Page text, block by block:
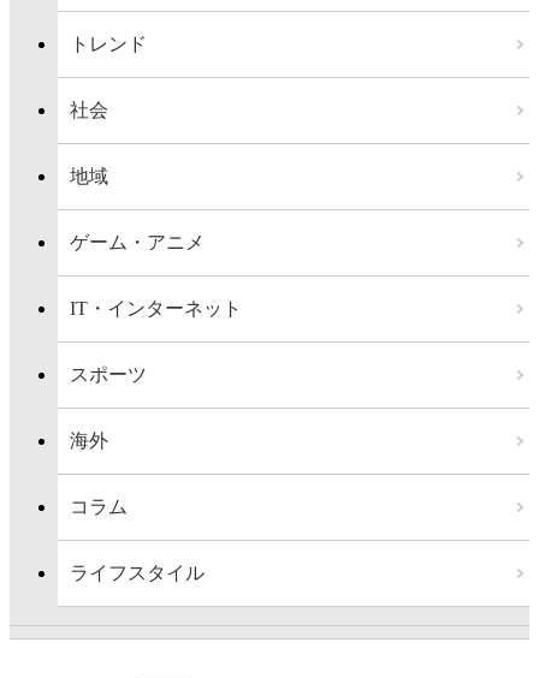
トレンド
社会
地域
ゲーム・アニメ
IT・インターネット
スポーツ
海外
コラム
ライフスタイル